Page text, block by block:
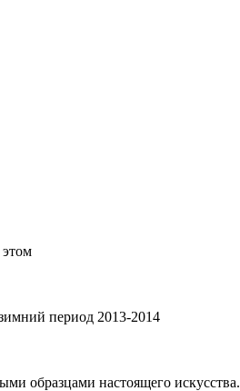
период 2013-2014
образцами настоящего искусства.